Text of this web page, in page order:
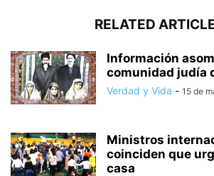
RELATED
Información
comunidad judía
Verdad y Vida - 15 de
Ministros
coinciden que
casa